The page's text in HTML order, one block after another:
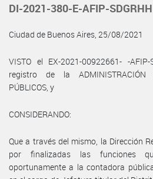
DI-2021-380-E-AFIP-SDGRHH
Ciudad de Buenos Aires, 25/08/2021
VISTO el EX-2021-00922661- -AFIP-
registro de la ADMINISTRACIÓN
PÚBLICOS, y
CONSIDERANDO:
Que a través del mismo, la Dirección
por finalizadas las funciones
oportunamente a la contadora